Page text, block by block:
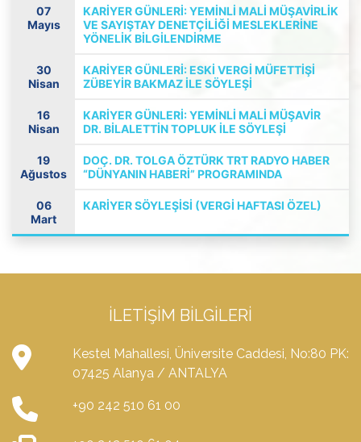
07
Mayıs
KARIYER GÜNLERI: YEMINLI MALI MÜŞAVIRLIK
VE SAYIŞTAY DENETÇILIĞI MESLEKLERINE
YÖNELIK BILGILENDIRME
30
Nisan
KARIYER GÜNLERI: ESKI VERGI MÜFETTIŞI
ZÜBEYIR BAKMAZ ILE SÖYLEŞI
16
Nisan
KARIYER GÜNLERI: YEMINLI MALI MÜŞAVIR
DR. BILALETTIN TOPLUK ILE SÖYLEŞI
19
Ağustos
DOÇ. DR. TOLGA ÖZTÜRK TRT RADYO HABER
“DÜNYANIN HABERI” PROGRAMINDA
06
Mart
KARİYER SÖYLEŞİSİ (VERGİ HAFTASI ÖZEL)
İLETIŞIM BILGILERI
Kestel Mahallesi, Üniversite Caddesi, No:80 PK:
07425 Alanya / ANTALYA
+90 242 510 61 00